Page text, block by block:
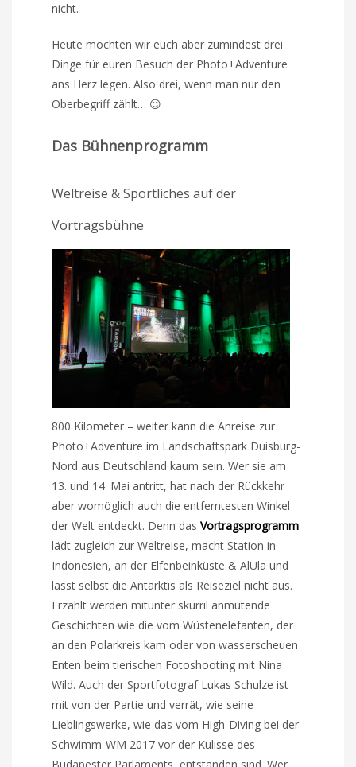
nicht.
Heute möchten wir euch aber zumindest drei
Dinge für euren Besuch der Photo+Adventure
ans Herz legen. Also drei, wenn man nur den
Oberbegriff zählt… 😉
Das Bühnenprogramm
Weltreise & Sportliches auf der
Vortragsbühne
800 Kilometer – weiter kann die Anreise zur
Photo+Adventure im Landschaftspark Duisburg-
Nord aus Deutschland kaum sein. Wer sie am
13. und 14. Mai antritt, hat nach der Rückkehr
aber womöglich auch die entferntesten Winkel
der Welt entdeckt. Denn dasVortragsprogramm
lädt zugleich zur Weltreise, macht Station in
Indonesien, an der Elfenbeinküste & AlUla und
lässt selbst die Antarktis als Reiseziel nicht aus.
Erzählt werden mitunter skurril anmutende
Geschichten wie die vom Wüstenelefanten, der
an den Polarkreis kam oder von wasserscheuen
Enten beim tierischen Fotoshooting mit Nina
Wild. Auch der Sportfotograf Lukas Schulze ist
mit von der Partie und verrät, wie seine
Lieblingswerke, wie das vom High-Diving bei der
Schwimm-WM 2017 vor der Kulisse des